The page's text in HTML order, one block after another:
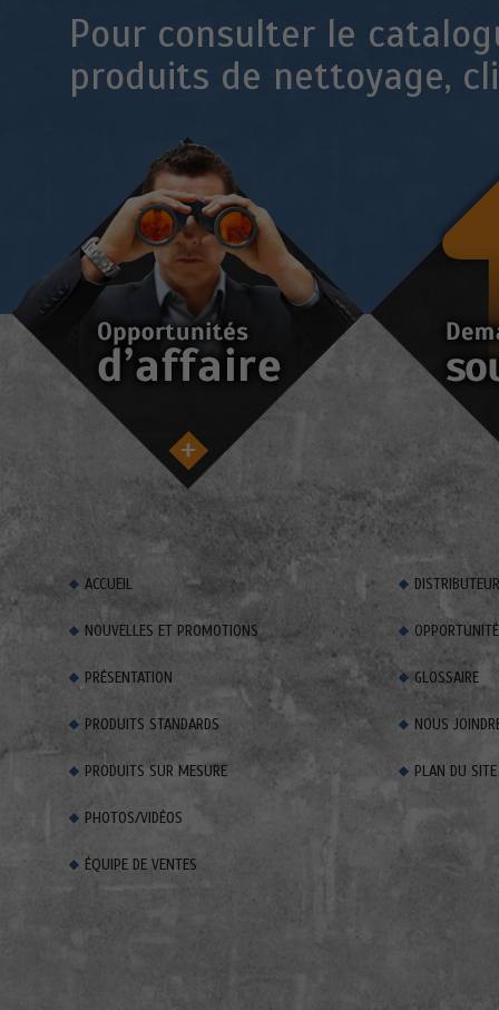
Pour consulter le
produits de nettoyage,
ACCUEIL
NOUVELLES ET PROMOTIONS
PRÉSENTATION
PRODUITS STANDARDS
PRODUITS SUR MESURE
PHOTOS/VIDÉOS
ÉQUIPE DE VENTES
GLOSSAIRE
NOUS
PLAN DU SITE